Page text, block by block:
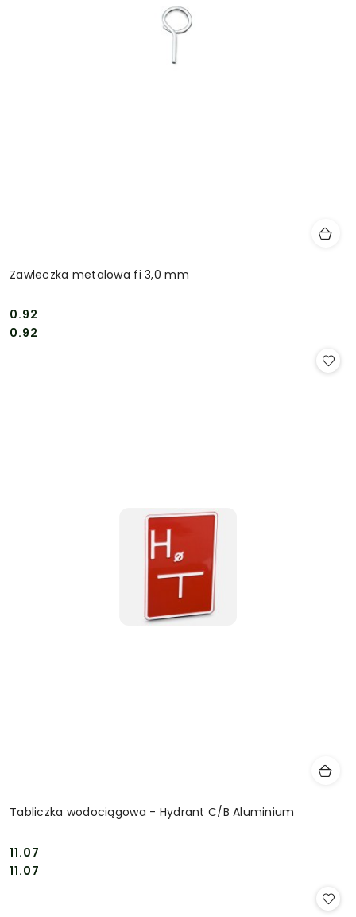
Zawleczka metalowa fi 3,0 mm
Cena:
0.92
Cena:
0.92
Tabliczka wodociągowa - Hydrant C/B Aluminium
Cena:
11.07
Cena:
11.07